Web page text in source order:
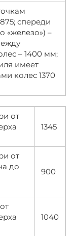
спереди
«железо») –
– 1400 мм;
имеет
колес 1370
от
1345
от
до
900
1040